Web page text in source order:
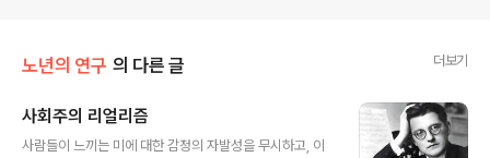
노년의 연구 의 다른 글 더보기
사회주의 리얼리즘
사람들이 느끼는 미에 대한 감정의 자발성을 무시하고, 이